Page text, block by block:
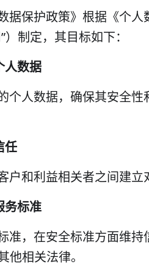
据保护政策》根据《个
）制定，其目标如下：
人数据
个人数据，确保其安全
任
户和利益相关者之间建立
务标准
准，在安全标准方面维
他相关法律。